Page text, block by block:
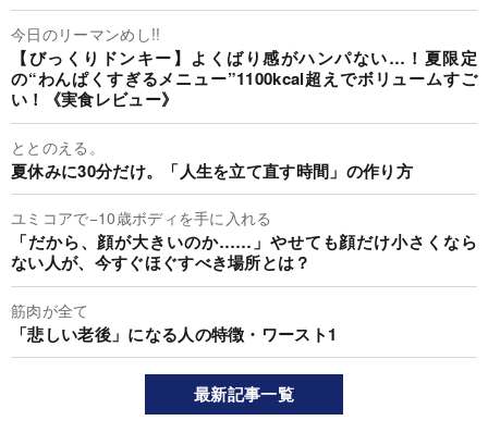
今日のリーマンめし!!
【びっくりドンキー】よくばり感がハンパない…！夏限定
の“わんぱくすぎるメニュー”1100kcal超えでボリュームすご
い！《実食レビュー》
ととのえる。
夏休みに30分だけ。「人生を立て直す時間」の作り方
ユミコアで−10歳ボディを手に入れる
「だから、顔が大きいのか……」やせても顔だけ小さくなら
ない人が、今すぐほぐすべき場所とは？
筋肉が全て
「悲しい老後」になる人の特徴・ワースト1
最新記事一覧